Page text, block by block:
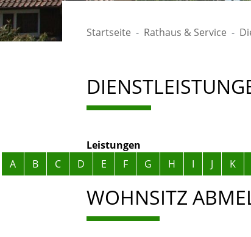
Startseite Rathaus & Service
Leistungen
Alphabetisches Register
A B C D E F G H I J K
WOHNSITZ